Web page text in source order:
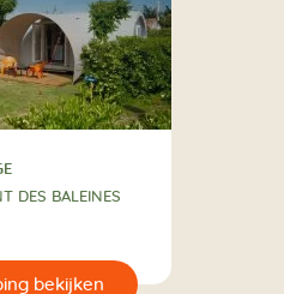
DES BALEINES